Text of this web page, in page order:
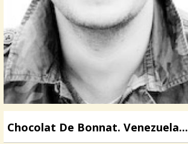
Chocolat De Bonnat. Venezuela...